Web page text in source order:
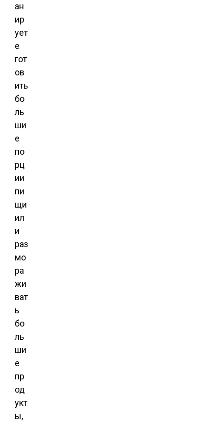
ан
ир
ует
е
гот
ов
ить
бо
ль
ши
е
по
рц
ии
пи
щи
ил
и
раз
мо
ра
жи
ват
ь
бо
ль
ши
е
пр
од
укт
ы,